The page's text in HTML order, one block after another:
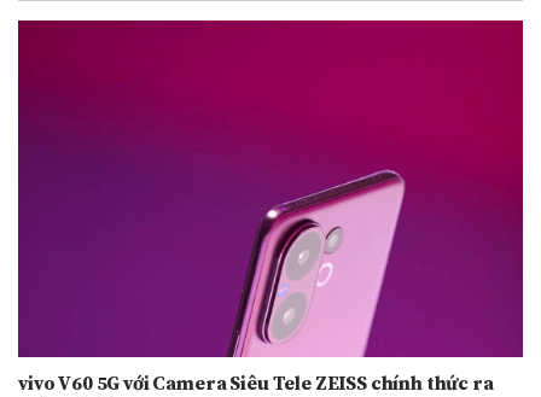
vivo V60 5G với Camera Siêu Tele ZEISS chính thức ra